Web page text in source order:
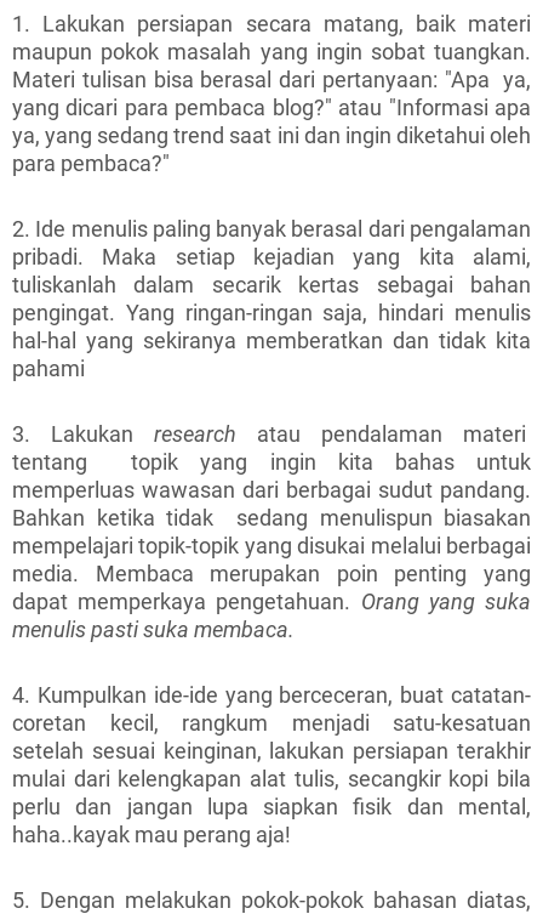
1. Lakukan persiapan secara matang, baik materi
maupun pokok masalah yang ingin sobat tuangkan.
Materi tulisan bisa berasal dari pertanyaan: "Apa ya,
yang dicari para pembaca blog?" atau "Informasi apa
ya, yang sedang trend saat ini dan ingin diketahui oleh
para pembaca?"
2. Ide menulis paling banyak berasal dari pengalaman
pribadi. Maka setiap kejadian yang kita alami,
tuliskanlah dalam secarik kertas sebagai bahan
pengingat. Yang ringan-ringan saja, hindari menulis
hal-hal yang sekiranya memberatkan dan tidak kita
pahami
3. Lakukan research atau pendalaman materi
tentang topik yang ingin kita bahas untuk
memperluas wawasan dari berbagai sudut pandang.
Bahkan ketika tidak sedang menulispun biasakan
mempelajari topik-topik yang disukai melalui berbagai
media. Membaca merupakan poin penting yang
dapat memperkaya pengetahuan. Orang yang suka
menulis pasti suka membaca.
4. Kumpulkan ide-ide yang berceceran, buat catatan-
coretan kecil, rangkum menjadi satu-kesatuan
setelah sesuai keinginan, lakukan persiapan terakhir
mulai dari kelengkapan alat tulis, secangkir kopi bila
perlu dan jangan lupa siapkan fisik dan mental,
haha..kayak mau perang aja!
5. Dengan melakukan pokok-pokok bahasan diatas,